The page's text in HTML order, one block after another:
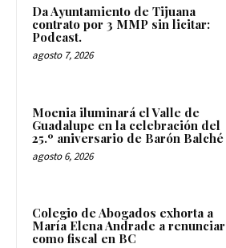
Da Ayuntamiento de Tijuana
contrato por 3 MMP sin licitar:
Podcast.
agosto 7, 2026
Moenia iluminará el Valle de
Guadalupe en la celebración del
25.º aniversario de Barón Balché
agosto 6, 2026
Colegio de Abogados exhorta a
María Elena Andrade a renunciar
como fiscal en BC